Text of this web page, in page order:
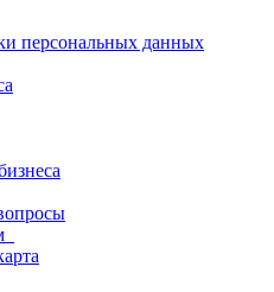
персональных данных